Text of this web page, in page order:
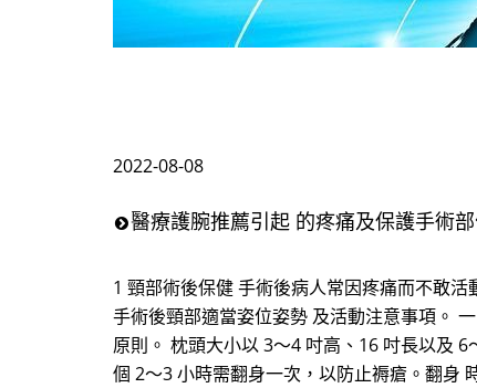
2022-08-08
醫療護腕推薦引起 的疼痛及保護手術
1 頸部術後保健 手術後病人常因疼痛而不敢
手術後頸部適當姿位姿勢 及活動注意事項。
原則。 枕頭大小以 3～4 吋高、16 吋長以及 6
個 2～3 小時需翻身一次，以防止褥瘡。翻身